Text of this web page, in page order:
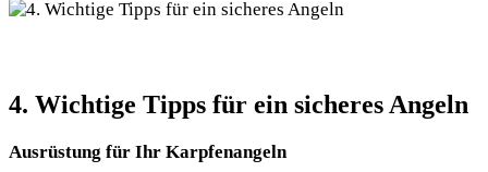
4. Wichtige Tipps für ein sicheres Angeln
Ausrüstung für Ihr Karpfenangeln